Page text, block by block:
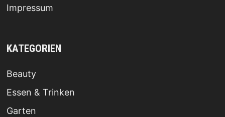
Impressum
KATEGORIEN
Beauty
Essen & Trinken
Garten